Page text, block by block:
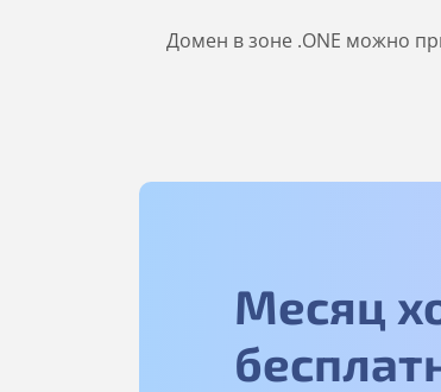
Домен в зоне .ONE можно
Месяц